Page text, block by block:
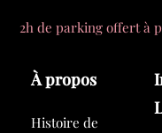
2h de parking offert à
À propos
Histoire de